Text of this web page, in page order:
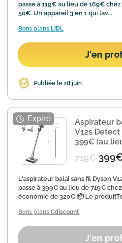
passe à 119€ au lieu de 169€
50€. Un appareil 3 en 1 qui lav...
Bons plans LIDL
J'en
Publiée le 28 juin
Aspirateur
V12s
399€ (au
719€
L'aspirateur balai sans fil Dyson
passe à 399€ au lieu de 719€
économie de 320€.📦 Le
Bons plans Cdiscount
J'en